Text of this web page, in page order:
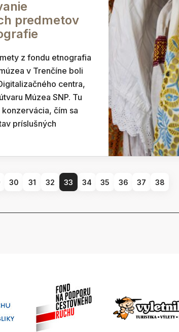
predmetov
z fondu etnografia
v Trenčíne boli
centra,
Múzea SNP. Tu
čím sa
príslušných
30 31 32 33 34 35 36 37 38